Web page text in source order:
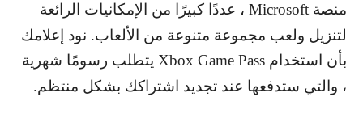
منصة Microsoft ، عددًا كبيرًا من الإمكانيات الرائعة
لتنزيل ولعب مجموعة متنوعة من الألعاب. نود إعلامك
بأن استخدام Xbox Game Pass يتطلب رسومًا شهرية
، والتي ستدفعها عند تجديد اشتراكك بشكل منتظم.